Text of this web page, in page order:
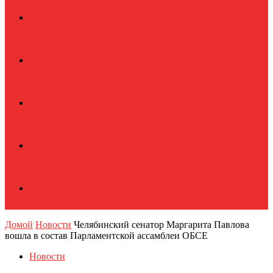
Домой Новости Челябинский сенатор Маргарита Павлова
вошла в состав Парламентской ассамблеи ОБСЕ
Новости